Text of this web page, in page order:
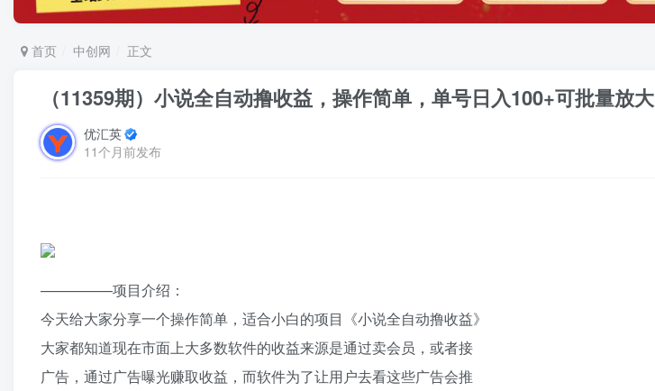
首页 中创网 正文
（11359期）小说全自动撸收益，操作简单，单号日入100+可批量放大
优汇英
11个月前发布
—————项目介绍：
今天给大家分享一个操作简单，适合小白的项目《小说全自动撸收益》
大家都知道现在市面上大多数软件的收益来源是通过卖会员，或者接
广告，通过广告曝光赚取收益，而软件为了让用户去看这些广告会推